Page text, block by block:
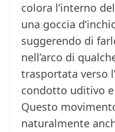
colora l’interno
una goccia
suggerendo di
nell’arco di
trasportata verso
condotto uditivo
Questo
naturalmente